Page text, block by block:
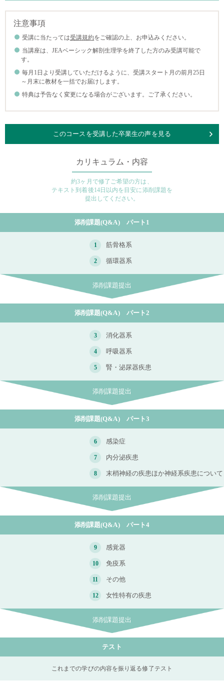
注意事項
受講に当たっては受講規約をご確認の上、お申込みください。
当講座は、JEAベーシック解剖生理学を終了した方のみ受講可能で
す。
毎月1日より受講していただけるように、受講スタート月の前月25日
～月末に教材を一括でお届けします。
特典は予告なく変更になる場合がございます。ご了承ください。
このコースを受講した卒業生の声を見る
カリキュラム・内容
約3ヶ月で修了ご希望の方は、
テキスト到着後14日以内を目安に添削課題を
提出してください。
添削課題(Q&A) パート1
1 筋骨格系
2 循環器系
添削課題(Q&A) パート2
3 消化器系
4 呼吸器系
5 腎・泌尿器疾患
添削課題(Q&A) パート3
6 感染症
7 内分泌疾患
8 末梢神経の疾患ほか神経系疾患について
添削課題(Q&A) パート4
9 感覚器
10 免疫系
11 その他
12 女性特有の疾患
テスト
これまでの学びの内容を振り返る修了テスト